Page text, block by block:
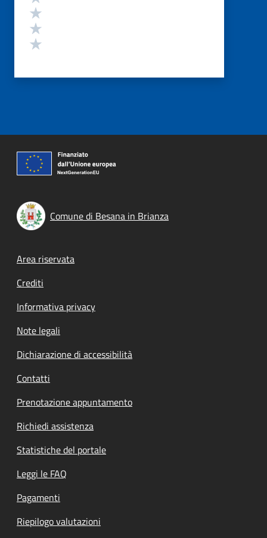
Comune di Besana in Brianza
Footer menu
Area riservata
Crediti
Informativa privacy
Note legali
Dichiarazione di accessibilità
Contatti
Prenotazione appuntamento
Richiedi assistenza
Statistiche del portale
Leggi le FAQ
Pagamenti
Riepilogo valutazioni